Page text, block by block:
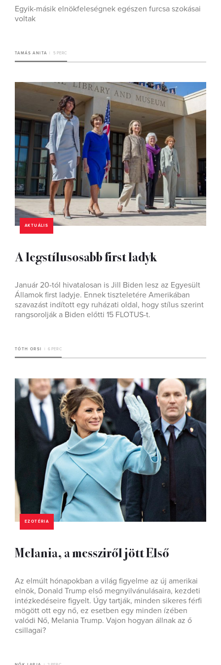
Egyik-másik elnökfeleségnek egészen furcsa szokásai
voltak
TAMÁS ANITA 5 PERC
AKTUÁLIS
A legstílusosabb first ladyk
Január 20-tól hivatalosan is Jill Biden lesz az Egyesült
Államok first ladyje. Ennek tiszteletére Amerikában
szavazást indított egy ruházati oldal, hogy stílus szerint
rangsorolják a Biden előtti 15 FLOTUS-t.
TÓTH ORSI 6 PERC
EZOTÉRIA
Melania, a messziről jött Első
Az elmúlt hónapokban a világ ﬁgyelme az új amerikai
elnök, Donald Trump első megnyilvánulásaira, kezdeti
intézkedéseire ﬁgyelt. Úgy tartják, minden sikeres férﬁ
mögött ott egy nő, ez esetben egy minden ízében
valódi Nő, Melania Trump. Vajon hogyan állnak az ő
csillagai?